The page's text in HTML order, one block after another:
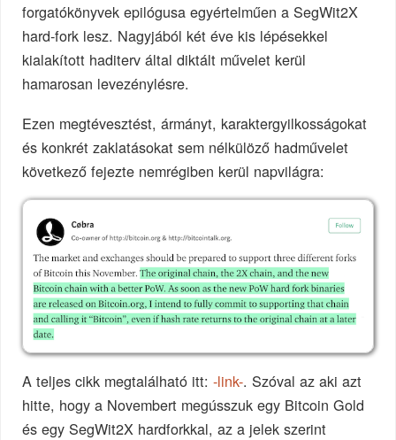
forgatókönyvek epilógusa egyértelműen a SegWit2X
hard-fork lesz. Nagyjából két éve kis lépésekkel
kialakított haditerv által diktált művelet kerül
hamarosan levezénylésre.
Ezen megtévesztést, ármányt, karaktergyilkosságokat
és konkrét zaklatásokat sem nélkülöző hadművelet
következő fejezte nemrégiben kerül napvilágra:
A teljes cikk megtalálható itt:-link-. Szóval az aki azt
hitte, hogy a Novembert megússzuk egy Bitcoin Gold
és egy SegWit2X hardforkkal, az a jelek szerint